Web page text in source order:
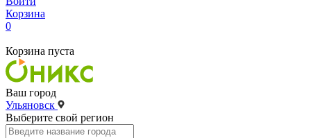
Корзина
0
Корзина пуста
Ваш город
Ульяновск
Выберите свой регион